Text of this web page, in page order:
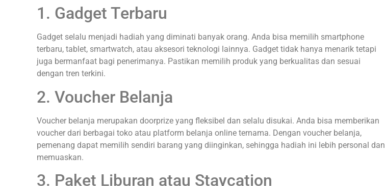
1. Gadget Terbaru
Gadget selalu menjadi hadiah yang diminati banyak orang. Anda bisa memilih smartphone
terbaru, tablet, smartwatch, atau aksesori teknologi lainnya. Gadget tidak hanya menarik tetapi
juga bermanfaat bagi penerimanya. Pastikan memilih produk yang berkualitas dan sesuai
dengan tren terkini.
2. Voucher Belanja
Voucher belanja merupakan doorprize yang fleksibel dan selalu disukai. Anda bisa memberikan
voucher dari berbagai toko atau platform belanja online ternama. Dengan voucher belanja,
pemenang dapat memilih sendiri barang yang diinginkan, sehingga hadiah ini lebih personal dan
memuaskan.
3. Paket Liburan atau Staycation